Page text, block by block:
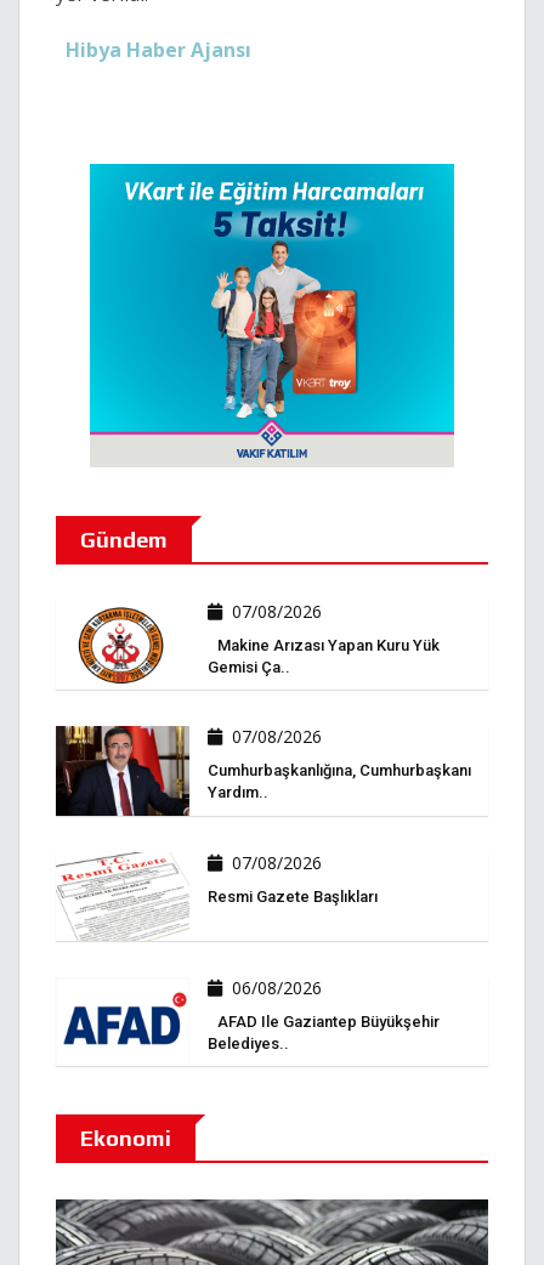
Hibya Haber Ajansı
Gündem
07/08/2026
Makine Arızası Yapan Kuru Yük
Gemisi Ça..
07/08/2026
Cumhurbaşkanlığına, Cumhurbaşkanı
Yardım..
07/08/2026
Resmi Gazete Başlıkları
06/08/2026
AFAD Ile Gaziantep Büyükşehir
Belediyes..
Ekonomi